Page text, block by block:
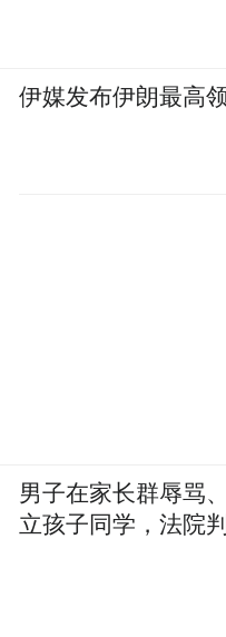
伊媒发布伊朗最高
男子在家长群辱骂
立孩子同学，法院